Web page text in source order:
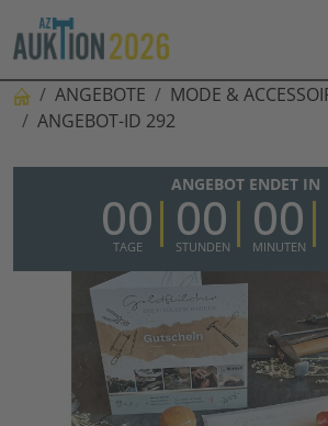
ANGEBOTE
MODE &
ANGEBOT-ID 292
ANGEBOT ENDET IN
00
TAGE 00
STUNDEN 00
MINUTEN